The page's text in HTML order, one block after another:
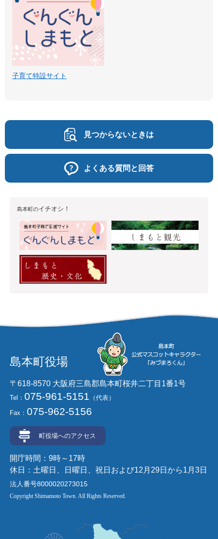
子育て特設サイト
見つからないときは
よくある質問と回答
島本町のイチオシ！
島本町役場
〒618-8570 大阪府三島郡島本町桜井二丁目1番1号
Tel： 075-961-5151 （代表）
Fax： 075-962-5156
町役場へのアクセス
開庁時間：9時～17時
休日：土曜日、日曜日、祝日および12月29日から1月3日
法人番号8000020273015
Copyright Shimamoto Town. All Rights Reserved.